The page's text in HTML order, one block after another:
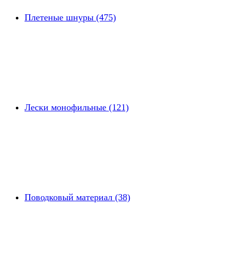
Плетеные шнуры (475)
Лески монофильные (121)
Поводковый материал (38)